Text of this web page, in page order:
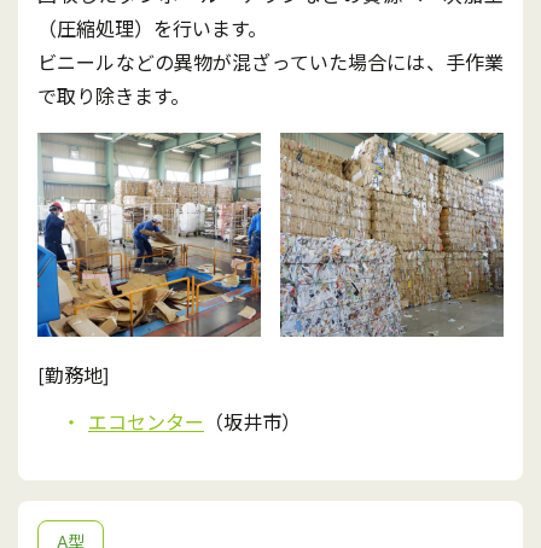
（圧縮処理）を行います。
ビニールなどの異物が混ざっていた場合には、手作業
で取り除きます。
[勤務地]
エコセンター （坂井市）
A型